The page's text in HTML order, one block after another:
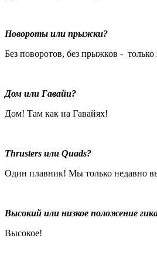
Повороты или прыжки?
Без поворотов, без прыжков - только
Дом или Гавайи?
Дом! Там как на Гавайях!
Thrusters или Quads?
Один плавник! Мы только недавно
Высокий или низкое положение
Высокое!